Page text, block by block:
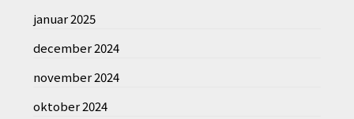
januar 2025
december 2024
november 2024
oktober 2024